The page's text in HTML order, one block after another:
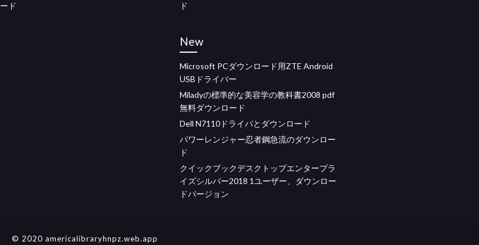
ード
ド
New
Microsoft PCダウンロード用ZTE Android
USBドライバー
Miladyの標準的な美容学の教科書2008 pdf
無料ダウンロード
Dell N7110ドライバとダウンロード
パワーレンジャー忍者鋼急流のダウンロー
ド
クイックブックデスクトップエンタープラ
イズシルバー2018 1ユーザー、ダウンロー
ドバージョン
© 2020 americalibraryhnpz.web.app